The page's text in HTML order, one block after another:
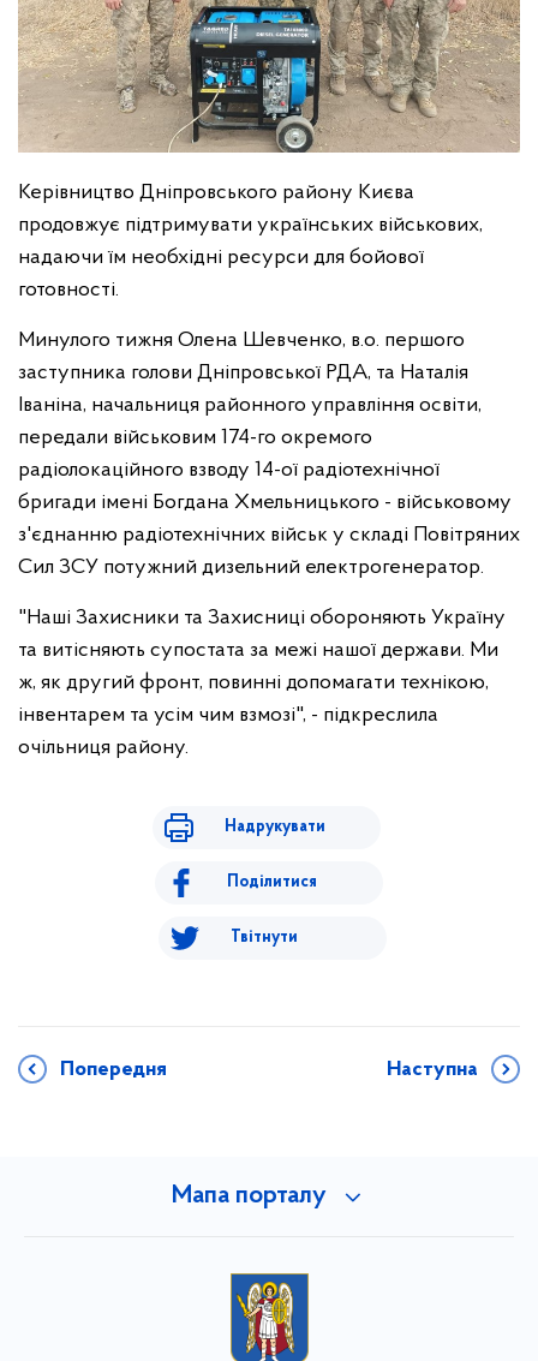
Керівництво Дніпровського району Києва
продовжує підтримувати українських військових,
надаючи їм необхідні ресурси для бойової
готовності.
Минулого тижня Олена Шевченко, в.о. першого
заступника голови Дніпровської РДА, та Наталія
Іваніна, начальниця районного управління освіти,
передали військовим 174-го окремого
радіолокаційного взводу 14-ої радіотехнічної
бригади імені Богдана Хмельницького - військовому
з'єднанню радіотехнічних військ у складі Повітряних
Сил ЗСУ потужний дизельний електрогенератор.
"Наші Захисники та Захисниці обороняють Україну
та витісняють супостата за межі нашої держави. Ми
ж, як другий фронт, повинні допомагати технікою,
інвентарем та усім чим взмозі", - підкреслила
очільниця району.
Надрукувати
Поділитися
Твітнути
Попередня Наступна
Мапа порталу